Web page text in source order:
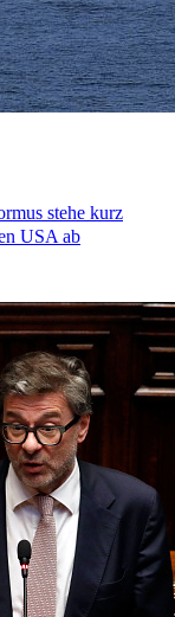
stehe kurz
USA ab